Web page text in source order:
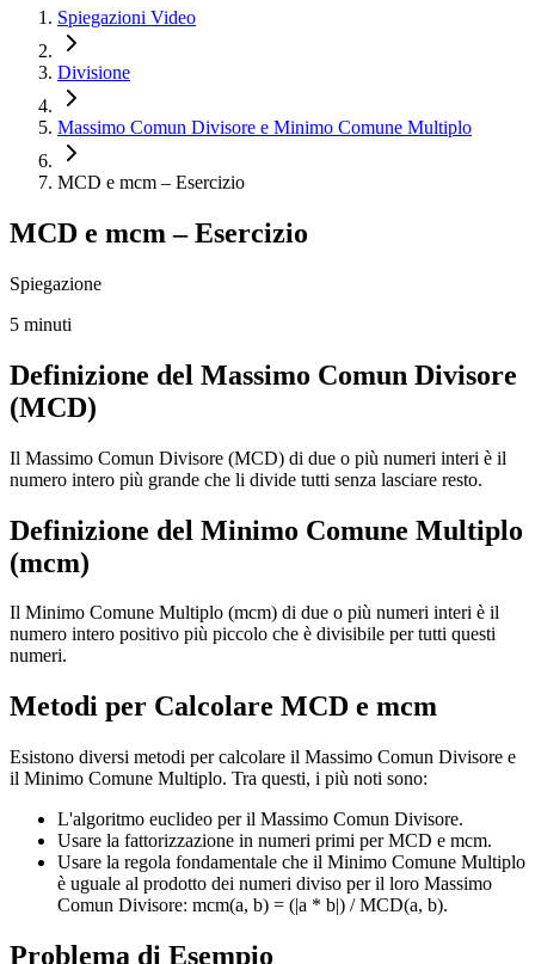
Spiegazioni Video
Divisione
Massimo Comun Divisore e Minimo Comune Multiplo
MCD e mcm – Esercizio
MCD e mcm – Esercizio
Spiegazione
5 minuti
Definizione del Massimo Comun Divisore
(MCD)
Il Massimo Comun Divisore (MCD) di due o più numeri interi è il
numero intero più grande che li divide tutti senza lasciare resto.
Definizione del Minimo Comune Multiplo
(mcm)
Il Minimo Comune Multiplo (mcm) di due o più numeri interi è il
numero intero positivo più piccolo che è divisibile per tutti questi
numeri.
Metodi per Calcolare MCD e mcm
Esistono diversi metodi per calcolare il Massimo Comun Divisore e
il Minimo Comune Multiplo. Tra questi, i più noti sono:
L'algoritmo euclideo per il Massimo Comun Divisore.
Usare la fattorizzazione in numeri primi per MCD e mcm.
Usare la regola fondamentale che il Minimo Comune Multiplo
è uguale al prodotto dei numeri diviso per il loro Massimo
Comun Divisore: mcm(a, b) = (|a * b|) / MCD(a, b).
Problema di Esempio